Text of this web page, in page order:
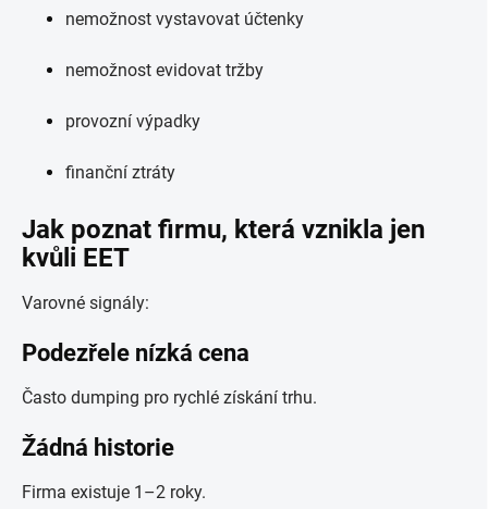
nemožnost vystavovat účtenky
nemožnost evidovat tržby
provozní výpadky
finanční ztráty
Jak poznat firmu, která vznikla jen
kvůli EET
Varovné signály:
Podezřele nízká cena
Často dumping pro rychlé získání trhu.
Žádná historie
Firma existuje 1–2 roky.